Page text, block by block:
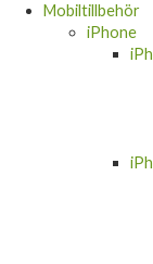
Mobiltillbehör
iPhone